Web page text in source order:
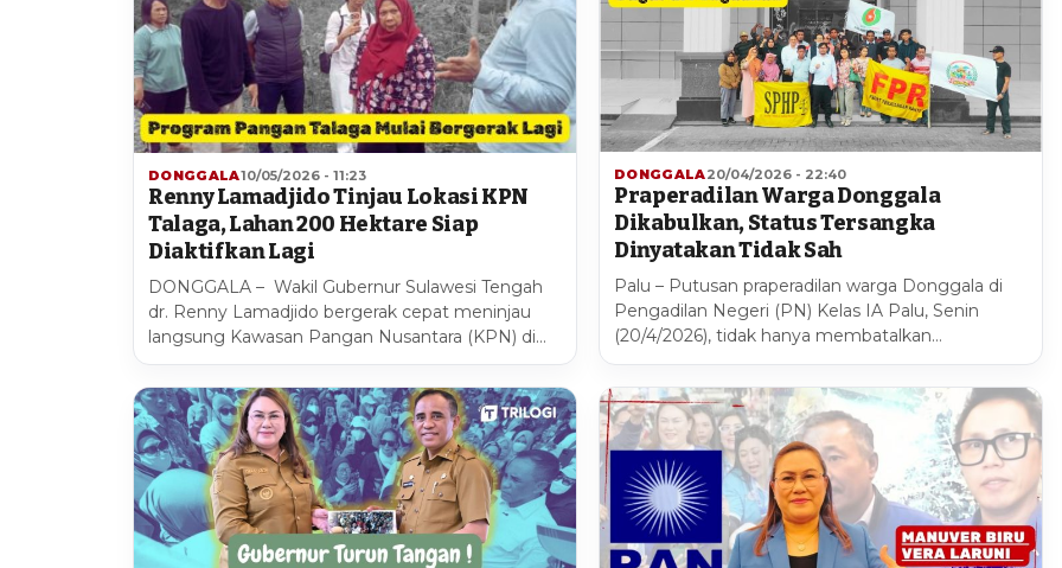
DONGGALA10/05/2026 - 11:23
Renny Lamadjido Tinjau Lokasi KPN
Talaga, Lahan 200 Hektare Siap
Diaktifkan Lagi
DONGGALA – Wakil Gubernur Sulawesi Tengah
dr. Renny Lamadjido bergerak cepat meninjau
langsung Kawasan Pangan Nusantara (KPN) di…
DONGGALA20/04/2026 - 22:40
Praperadilan Warga Donggala
Dikabulkan, Status Tersangka
Dinyatakan Tidak Sah
Palu – Putusan praperadilan warga Donggala di
Pengadilan Negeri (PN) Kelas IA Palu, Senin
(20/4/2026), tidak hanya membatalkan…